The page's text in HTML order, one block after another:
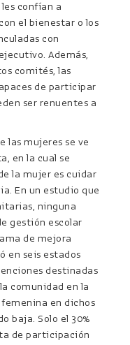
confían a
el bienestar o los
con
Además,
comités, las
de participar
ser renuentes a
las mujeres se ve
en la cual se
la mujer es cuidar
En un estudio que
ninguna
gestión escolar
de mejora
en seis estados
destinadas
comunidad en la
en dichos
baja. Solo el 30%
de participación